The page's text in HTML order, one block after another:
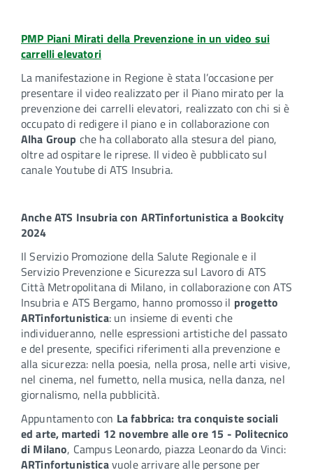
PMP Piani Mirati della Prevenzione in un video sui
carrelli elevatori
La manifestazione in Regione è stata l’occasione per
presentare il video realizzato per il Piano mirato per la
prevenzione dei carrelli elevatori, realizzato con chi si è
occupato di redigere il piano e in collaborazione con
Alha Group che ha collaborato alla stesura del piano,
oltre ad ospitare le riprese. Il video è pubblicato sul
canale Youtube di ATS Insubria.
Anche ATS Insubria con ARTinfortunistica a Bookcity
2024
Il Servizio Promozione della Salute Regionale e il
Servizio Prevenzione e Sicurezza sul Lavoro di ATS
Città Metropolitana di Milano, in collaborazione con ATS
Insubria e ATS Bergamo, hanno promosso il progetto
ARTinfortunistica: un insieme di eventi che
individueranno, nelle espressioni artistiche del passato
e del presente, specifici riferimenti alla prevenzione e
alla sicurezza: nella poesia, nella prosa, nelle arti visive,
nel cinema, nel fumetto, nella musica, nella danza, nel
giornalismo, nella pubblicità.
Appuntamento con La fabbrica: tra conquiste sociali
ed arte, martedi 12 novembre alle ore 15 - Politecnico
di Milano, Campus Leonardo, piazza Leonardo da Vinci:
ARTinfortunisticavuole arrivare alle persone per